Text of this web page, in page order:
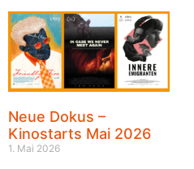
Neue Dokus –
Kinostarts Mai 2026
1. Mai 2026